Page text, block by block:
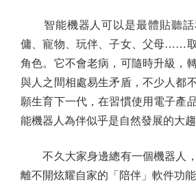
智能機器人可以是最體貼聽話
傭、寵物、玩伴、子女、父母……
角色。它不會老病，可隨時升級，
與人之間相處易生矛盾，不少人都
願生育下一代，在習慣使用電子產
能機器人為伴似乎是自然發展的大趨
不久大家身邊總有一個機器人，
離不開炫耀自家的「陪伴」軟件功能